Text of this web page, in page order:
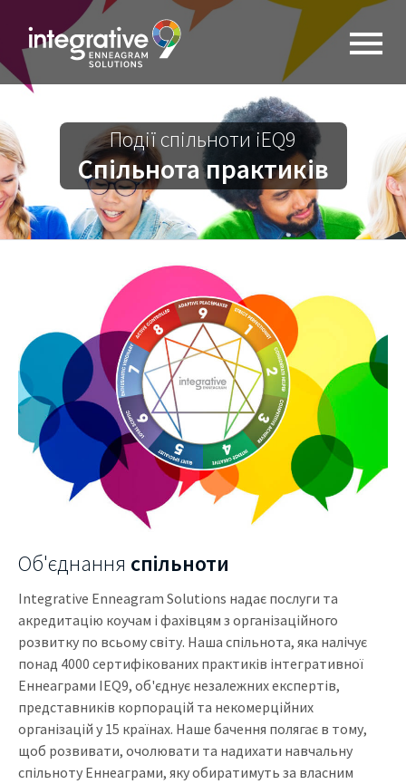
Події спільноти iEQ9
Спільнота практиків
Об'єднання спільноти
Integrative Enneagram Solutions надає послуги та
акредитацію коучам і фахівцям з організаційного
розвитку по всьому світу. Наша спільнота, яка налічує
понад 4000 сертифікованих практиків інтегративної
Еннеаграми IEQ9, об'єднує незалежних експертів,
представників корпорацій та некомерційних
організацій у 15 країнах. Наше бачення полягає в тому,
щоб розвивати, очолювати та надихати навчальну
спільноту Еннеаграми, яку обиратимуть за власним